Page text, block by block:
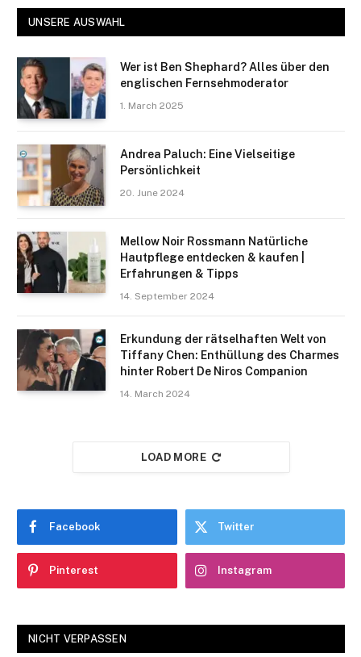
UNSERE AUSWAHL
Wer ist Ben Shephard? Alles über den
englischen Fernsehmoderator
1. March 2025
Andrea Paluch: Eine Vielseitige
Persönlichkeit
20. June 2024
Mellow Noir Rossmann Natürliche
Hautpflege entdecken & kaufen |
Erfahrungen & Tipps
14. September 2024
Erkundung der rätselhaften Welt von
Tiffany Chen: Enthüllung des Charmes
hinter Robert De Niros Companion
14. March 2024
LOAD MORE
Facebook Twitter
Pinterest Instagram
NICHT VERPASSEN